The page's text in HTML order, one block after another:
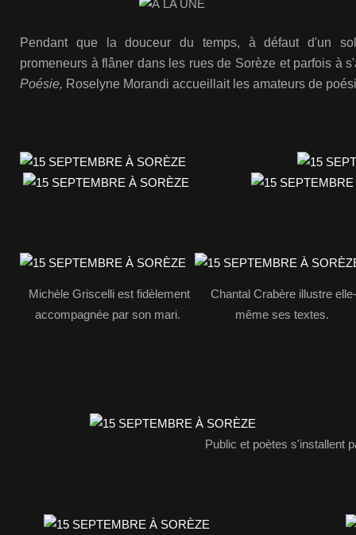
Pendant que la douceur du temps, à défaut d'un
promeneurs à flâner dans les rues de Sorèze et parfois à
Poésie, Roselyne Morandi accueillait les amateurs de
Michèle Griscelli est fidèlement
accompagnée par son mari.
Chantal Crabère illustre elle-
même ses textes.
Public et poètes s'installent